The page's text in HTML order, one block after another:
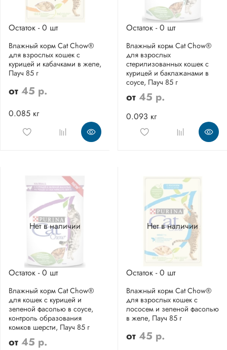
Остаток - 0 шт
Влажный корм Cat Chow®
для взрослых кошек с
курицей и кабачками в желе,
Пауч 85 г
от 45 р.
0.085 кг
Остаток - 0 шт
Влажный корм Cat Chow®
для взрослых
стерилизованных кошек с
курицей и баклажанами в
соусе, Пауч 85 г
от 45 р.
0.093 кг
Нет в наличии
Остаток - 0 шт
Влажный корм Cat Chow®
для кошек с курицей и
зеленой фасолью в соусе,
контроль образования
комков шерсти, Пауч 85 г
от 45 р.
Нет в наличии
Остаток - 0 шт
Влажный корм Cat Chow®
для взрослых кошек с
лососем и зеленой фасолью
в желе, Пауч 85 г
от 45 р.